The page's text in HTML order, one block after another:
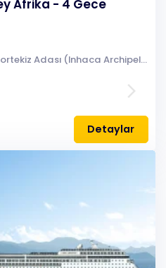
Afrika - 4 Gece
Durban, Maputo, Portekiz Adası (Inhaca Archipelago), Portekiz Adası (Inhaca Archipelago), Denizde Seyir, Durban
arrow_forward_ios
Detaylar